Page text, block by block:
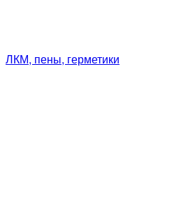
ЛКМ, пены, герметики